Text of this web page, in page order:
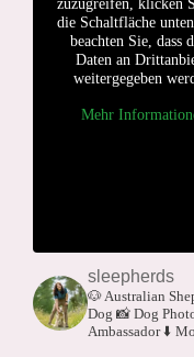
zuzugreifen, klicken
die Schaltfläche
beachten Sie, dass
Daten an
weitergegeben
Mehr
sleepherds
🐶 Australian
Dog 📸 Dog
Ambassador⬇️